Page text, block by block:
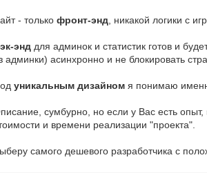
- толькофронт-энд , никакой логики с
энд для админок и статистик готов и
админки) асинхронно и не блокировать
уникальным дизайном я понимаю
сумбурно, но если у Вас есть
и времени реализации "проекта".
самого дешевого разработчика с